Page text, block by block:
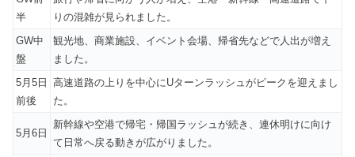
半
りの混雑が見られました。
GW中
盤
観光地、商業施設、イベント会場、帰省先などで人出が増え
ました。
5月5日
前後
高速道路の上りを中心にUターンラッシュがピークを迎えまし
た。
5月6日
新幹線や空港で帰宅・帰国ラッシュが続き、連休明けに向け
て日常へ戻る動きが広がりました。